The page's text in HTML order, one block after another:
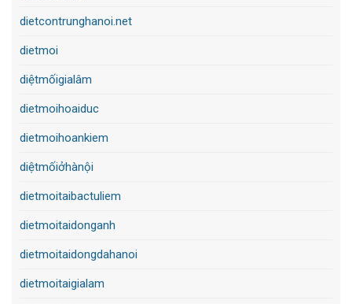
dietcontrunghanoi.net
dietmoi
diệtmốigialâm
dietmoihoaiduc
dietmoihoankiem
diệtmốiởhànội
dietmoitaibactuliem
dietmoitaidonganh
dietmoitaidongdahanoi
dietmoitaigialam